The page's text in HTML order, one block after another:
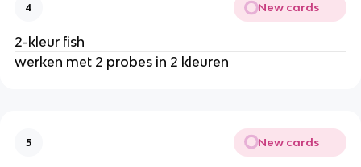
4 New cards
2-kleur fish
werken met 2 probes in 2 kleuren
5 New cards